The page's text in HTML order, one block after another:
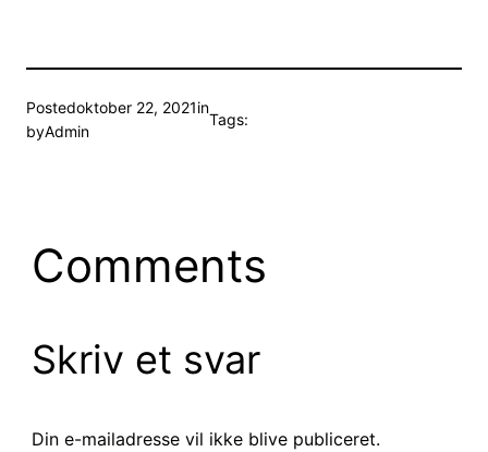
Postedoktober 22, 2021in
byAdmin
Tags:
Comments
Skriv et svar
Din e-mailadresse vil ikke blive publiceret.